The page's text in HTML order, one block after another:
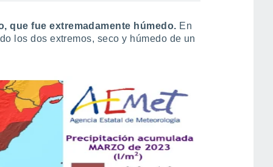
que fue extremadamente húmedo. En
los dos extremos, seco y húmedo de un